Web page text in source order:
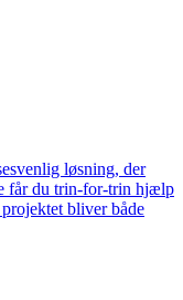
løsning, der
får du trin-for-trin hjælp
bliver både